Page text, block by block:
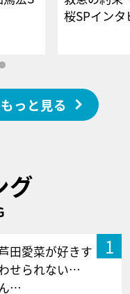
ー
桜SPイ
っと見る
グ
1
田愛菜が好きす
せられない…
…